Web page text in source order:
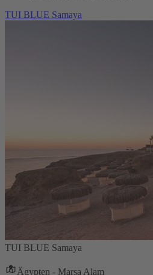
TUI BLUE Samaya
TUI BLUE Samaya
Ägypten - Marsa Alam